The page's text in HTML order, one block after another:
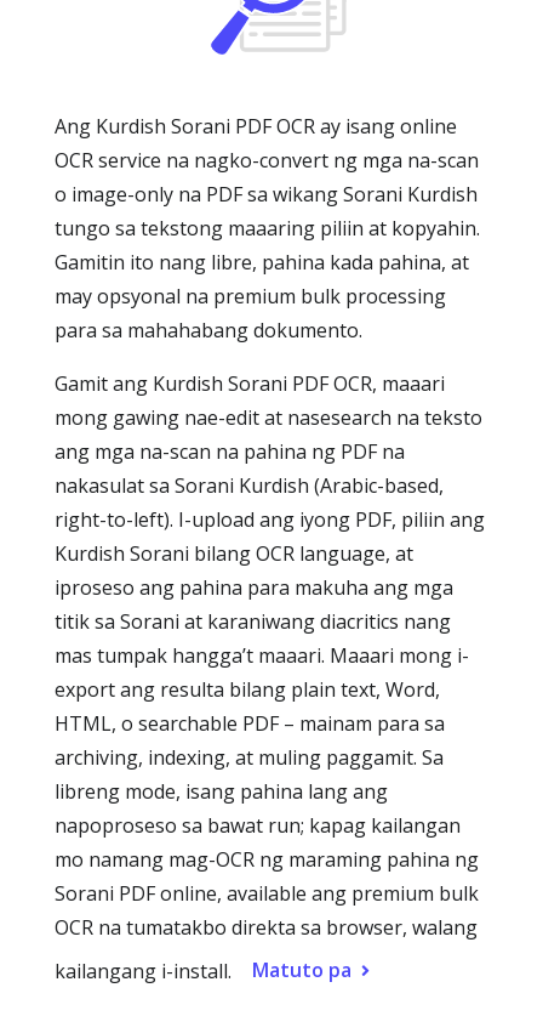
Ang Kurdish Sorani PDF OCR ay isang online
OCR service na nagko-convert ng mga na-scan
o image-only na PDF sa wikang Sorani Kurdish
tungo sa tekstong maaaring piliin at kopyahin.
Gamitin ito nang libre, pahina kada pahina, at
may opsyonal na premium bulk processing
para sa mahahabang dokumento.
Gamit ang Kurdish Sorani PDF OCR, maaari
mong gawing nae-edit at nasesearch na teksto
ang mga na-scan na pahina ng PDF na
nakasulat sa Sorani Kurdish (Arabic-based,
right-to-left). I-upload ang iyong PDF, piliin ang
Kurdish Sorani bilang OCR language, at
iproseso ang pahina para makuha ang mga
titik sa Sorani at karaniwang diacritics nang
mas tumpak hangga’t maaari. Maaari mong i-
export ang resulta bilang plain text, Word,
HTML, o searchable PDF – mainam para sa
archiving, indexing, at muling paggamit. Sa
libreng mode, isang pahina lang ang
napoproseso sa bawat run; kapag kailangan
mo namang mag-OCR ng maraming pahina ng
Sorani PDF online, available ang premium bulk
OCR na tumatakbo direkta sa browser, walang
kailangang i-install.
Matuto pa